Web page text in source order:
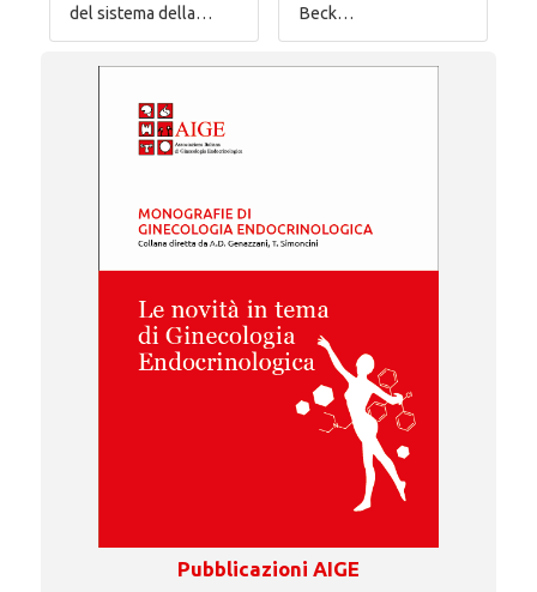
del sistema della…
Beck…
Pubblicazioni AIGE